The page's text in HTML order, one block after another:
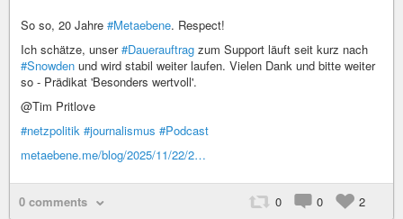
So so, 20 Jahre #Metaebene. Respect!
Ich schätze, unser#Dauerauftrag zum Support läuft seit kurz nach
#Snowden und wird stabil weiter laufen. Vielen Dank und bitte weiter
so - Prädikat 'Besonders wertvoll'.
@Tim Pritlove
#netzpolitik #journalismus #Podcast
metaebene.me/blog/2025/11/22/2…
0 comments 0 0 2